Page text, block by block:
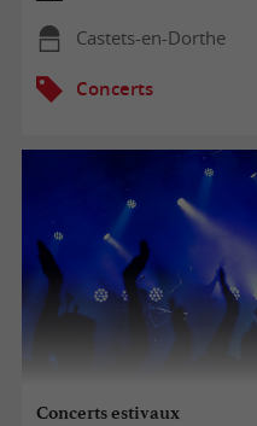
Castets-en-Dorthe
Concerts
Concerts estivaux